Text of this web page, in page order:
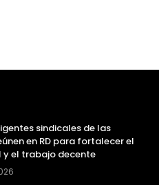
sindicales de las
en RD para fortalecer el
el trabajo decente